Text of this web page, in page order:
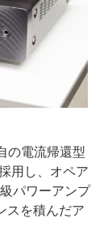
の電流帰還型
用し、オペア
パワーアンプ
スを積んだア